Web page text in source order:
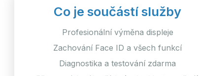
Co je součástí služby
Profesionální výměna displeje
Zachování Face ID a všech funkcí
Diagnostika a testování zdarma